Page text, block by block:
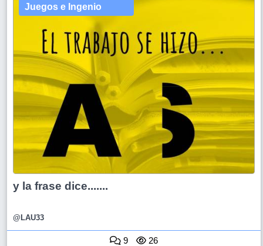
Juegos e Ingenio
y la frase dice.......
@LAU33
9 26